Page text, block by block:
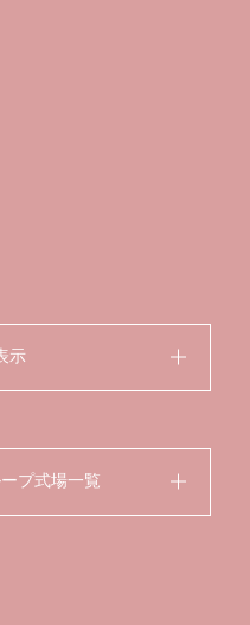
示
プ式場一覧